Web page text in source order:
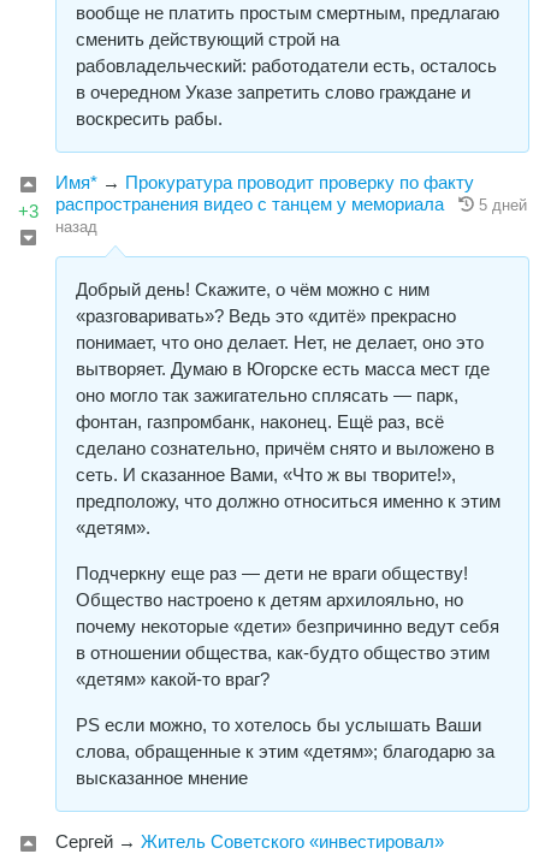
вообще не платить простым смертным, предлагаю
сменить действующий строй на
рабовладельческий: работодатели есть, осталось
в очередном Указе запретить слово граждане и
воскресить рабы.
+3
Имя* → Прокуратура проводит проверку по факту
распространения видео с танцем у мемориала
5 дней
назад
Добрый день! Скажите, о чём можно с ним
«разговаривать»? Ведь это «дитё» прекрасно
понимает, что оно делает. Нет, не делает, оно это
вытворяет. Думаю в Югорске есть масса мест где
оно могло так зажигательно сплясать — парк,
фонтан, газпромбанк, наконец. Ещё раз, всё
сделано сознательно, причём снято и выложено в
сеть. И сказанное Вами, «Что ж вы творите!»,
предположу, что должно относиться именно к этим
«детям».
Подчеркну еще раз — дети не враги обществу!
Общество настроено к детям архилояльно, но
почему некоторые «дети» безпричинно ведут себя
в отношении общества, как-будто общество этим
«детям» какой-то враг?
PS если можно, то хотелось бы услышать Ваши
слова, обращенные к этим «детям»; благодарю за
высказанное мнение
Сергей → Житель Советского «инвестировал»